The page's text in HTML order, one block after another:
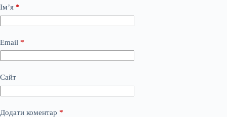
Ім’я *
Email *
Сайт
Додати коментар *